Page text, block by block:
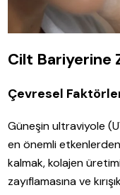
Cilt Bariyerine
Çevresel
Güneşin ultraviyole
en önemli etkenlerden
kalmak, kolajen
zayıflamasına ve